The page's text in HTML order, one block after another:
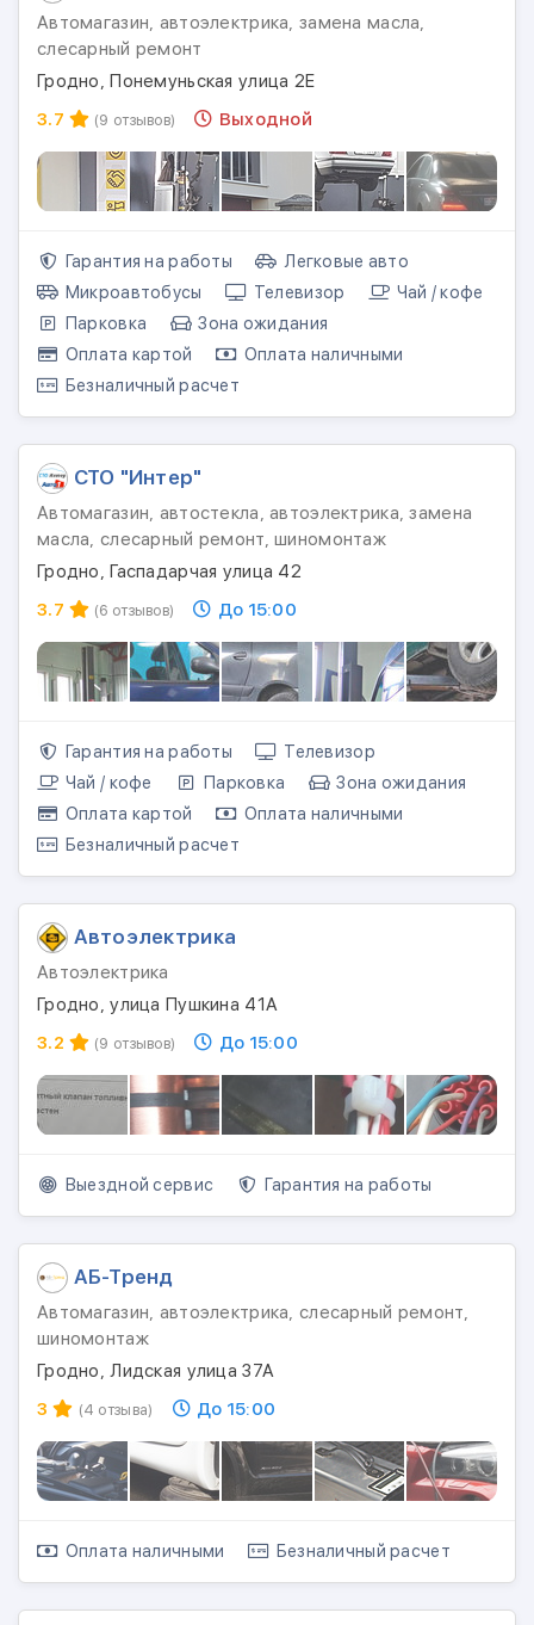
Автомагазин, автоэлектрика, замена масла,
слесарный ремонт
Гродно, Понемуньская улица 2Е
3.7
(9 отзывов) Выходной
Гарантия на работы
Легковые авто
Микроавтобусы
Телевизор
Чай / кофе
Парковка
Зона ожидания
Оплата картой
Оплата наличными
Безналичный расчет
СТО "Интер"
Автомагазин, автостекла, автоэлектрика, замена
масла, слесарный ремонт, шиномонтаж
Гродно, Гаспадарчая улица 42
3.7
(6 отзывов) До 15:00
Гарантия на работы
Телевизор
Чай / кофе
Парковка
Зона ожидания
Оплата картой
Оплата наличными
Безналичный расчет
Автоэлектрика
Автоэлектрика
Гродно, улица Пушкина 41А
3.2
(9 отзывов) До 15:00
Выездной сервис Гарантия на работы
АБ-Тренд
Автомагазин, автоэлектрика, слесарный ремонт,
шиномонтаж
Гродно, Лидская улица 37А
3
(4 отзыва) До 15:00
Оплата наличными Безналичный расчет